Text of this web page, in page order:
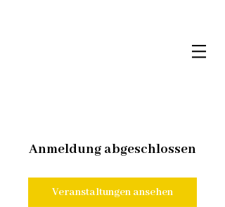
Anmeldung abgeschlossen
Veranstaltungen ansehen